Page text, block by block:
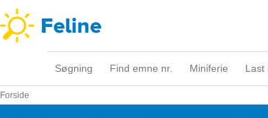
Søgning Find emne nr. Miniferie Last
Forside